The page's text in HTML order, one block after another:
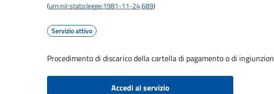
(urn:nir:stato:legge:1981-11-24;689)
Servizio attivo
Procedimento di discarico della cartella di pagamento o di
Accedi al servizio